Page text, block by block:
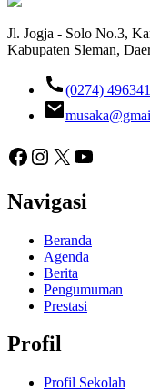
Jl. Jogja - Solo No.3,
Kabupaten Sleman,
(0274) 496341
Facebook
Instagram
X YouTube
Navigasi
Beranda
Agenda
Berita
Pengumuman
Prestasi
Profil
Profil Sekolah